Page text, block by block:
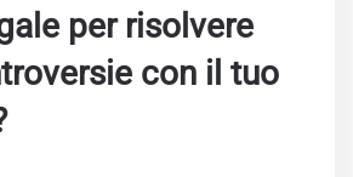
per risolvere
con il tuo